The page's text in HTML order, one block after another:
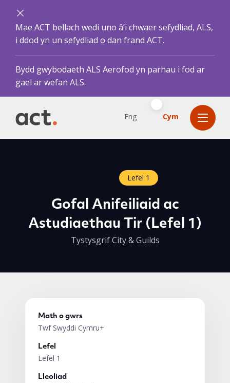
Mae ACT bellach wedi uno â’i chwaer sefydliad, ALS,
i ddod yn un sefydliad o dan frand ACT.
Bydd gwybodaeth ALS Aerofod yn parhau i fod ar
gael ar wefan ALS.
Eng Cym
Lefel 1
Gofal Anifeiliaid ac
Astudiaethau Tir (Lefel 1)
Tystysgrif City & Guilds
Math o gwrs
Twf Swyddi Cymru+
Lefel
Lefel 1
Lleoliad